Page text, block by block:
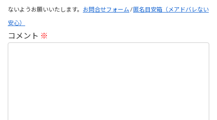
ないようお願いいたします。 お問合せフォーム /匿名目安箱（メアドバレない
安心）
コメント ※